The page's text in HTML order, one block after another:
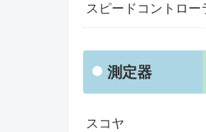
スピードコントロー
測定器
スコヤ